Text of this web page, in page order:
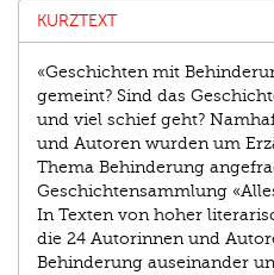
KURZTEXT
«Geschichten mit
gemeint? Sind das
und viel schief geht?
und Autoren wurden um
Thema Behinderung
Geschichtensammlung
In Texten von hoher
die 24 Autorinnen und
Behinderung auseinander